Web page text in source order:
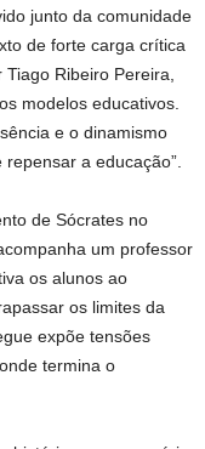
junto da comunidade
de forte carga crítica
Ribeiro Pereira,
modelos educativos.
e o dinamismo
a educação”.
de Sócrates no
um professor
os alunos ao
os limites da
expõe tensões
termina o